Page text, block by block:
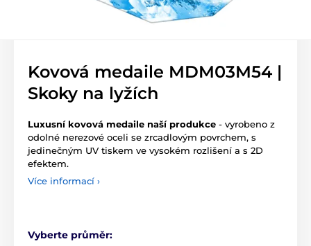
Kovová medaile MDM03M54 |
Skoky na lyžích
Luxusní kovová medaile naší produkce - vyrobeno z
odolné nerezové oceli se zrcadlovým povrchem, s
jedinečným UV tiskem ve vysokém rozlišení a s 2D
efektem.
Více informací ›
Vyberte průměr: